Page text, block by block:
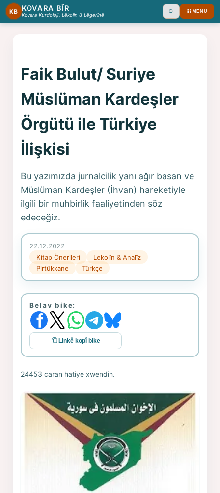
KB KOVARA BÎR
Kovara Kurdoloji, Lêkolîn û Lêgerînê Ara MENU
Faik Bulut/ Suriye
Müslüman Kardeşler
Örgütü ile Türkiye
İlişkisi
Bu yazımızda jurnalcilik yanı ağır basan ve
Müslüman Kardeşler (İhvan) hareketiyle
ilgili bir muhbirlik faaliyetinden söz
edeceğiz.
22.12.2022
Kitap Önerileri
Lekolîn & Analîz
Pirtûkxane
Türkçe
Belav bike:
Linkê kopî bike
24453 caran hatiye xwendin.